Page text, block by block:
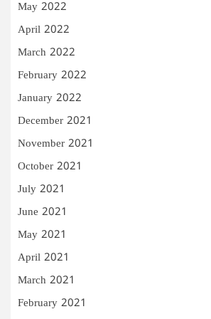
May 2022
April 2022
March 2022
February 2022
January 2022
December 2021
November 2021
October 2021
July 2021
June 2021
May 2021
April 2021
March 2021
February 2021